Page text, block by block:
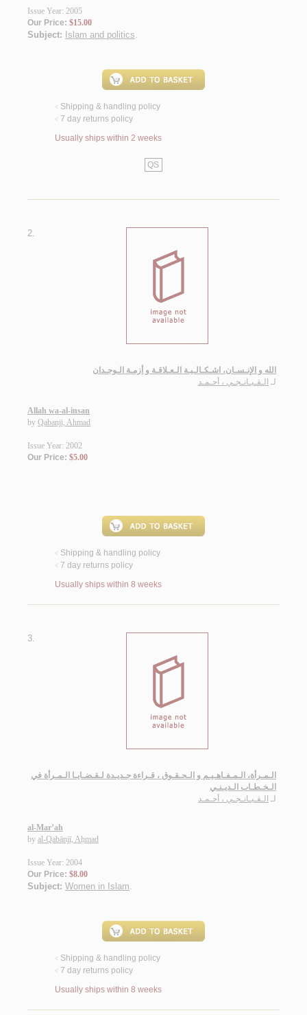
Issue Year: 2005
Our Price: $15.00
Subject: Islam and politics.
< Shipping & handling policy
< 7 day returns policy
Usually ships within 2 weeks
QS
2.
الله و الإنـسـان، اشـكـالـيـة الـعـلاقـة و أزمـة الـوجـدان
لـ الـقـبـانـجـي ، أحـمـد
Allah wa-al-insan
by Qabanji, Ahmad
Issue Year: 2002
Our Price: $5.00
< Shipping & handling policy
< 7 day returns policy
Usually ships within 8 weeks
3.
الـمـرأة، الـمـفـاهـيـم و الـحـقـوق ، قـراءة جـديـدة لـقـضـايـا الـمـرأة في
الـخـطـاب الـديـنـي
لـ الـقـبـانـجـي ، أحـمـد
al-Mar’ah
by al-Qabānjī, Aḥmad
Issue Year: 2004
Our Price: $8.00
Subject: Women in Islam.
< Shipping & handling policy
< 7 day returns policy
Usually ships within 8 weeks